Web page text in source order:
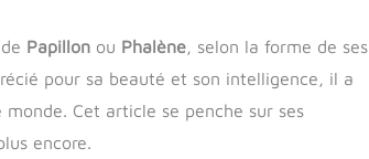
Papillon ou Phalène, selon la forme de ses
pour sa beauté et son intelligence, il a
Cet article se penche sur ses
encore.